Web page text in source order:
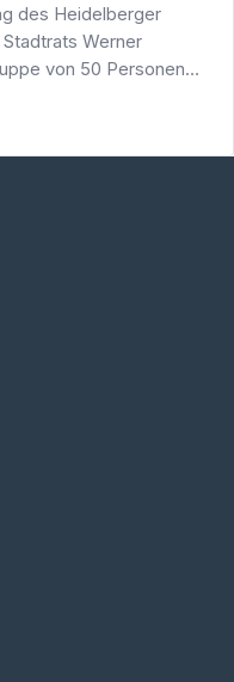
des Heidelberger
Werner
von 50 Personen